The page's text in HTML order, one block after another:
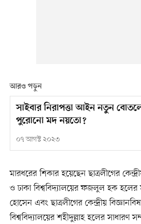
আরও পড়ুন
সাইবার নিরাপত্তা আইন নতুন
পুরোনো মদ নয়তো?
০৭ আগস্ট ২০২৩
মারধরের শিকার হয়েছেন ছাত্রলীগের
ও ঢাকা বিশ্ববিদ্যালয়ের ফজলুল হক
হোসেন এবং ছাত্রলীগের কেন্দ্রীয়
বিশ্ববিদ্যালয়ের শহীদুল্লাহ হলের সাধারণ